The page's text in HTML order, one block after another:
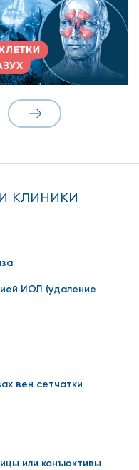
клиники
ИОЛ (удаление
вен сетчатки
или конъюктивы